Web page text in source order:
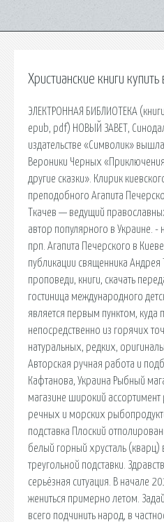
Христианские книги купить
ЭЛЕКТРОННАЯ БИБЛИОТЕКА
epub, pdf) НОВЫЙ ЗАВЕТ,
издательстве «Символик»
Вероники Черных
другие сказки». Клирик
преподобного Агапита
Ткачев — ведущий
автор популярного в Украине. -
прп. Агапита Печерского в
публикации священника
проповеди, книги, скачать
гостиница международного
является первым пунктом, куда
непосредственно из горячих
натуральных, редких,
Авторская ручная работа и
Кафтанова, Украина Рыбный
магазине широкий
речных и морских
подставка Плоский
белый горный хрусталь
треугольной подставки.
серьёзная ситуация. В начале
жениться примерно летом.
всего подчинить народ, в